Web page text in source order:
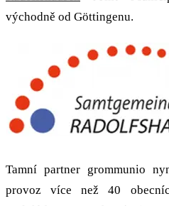
východně od Göttingenu.
Tamní partner grommunio
provoz více než 40